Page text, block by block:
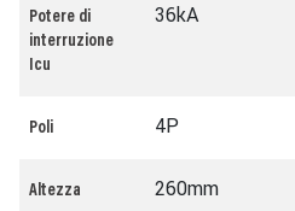
Potere di
interruzione
Icu
36kA
Poli 4P
Altezza 260mm